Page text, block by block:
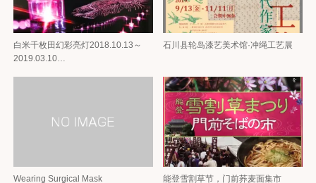
白米千枚田幻彩亮灯2018.10.13～
2019.03.10…
石川县轮岛漆艺美术馆·冲绳工艺展
Wearing Surgical Mask 能登雪割草节，门前荞麦面集市